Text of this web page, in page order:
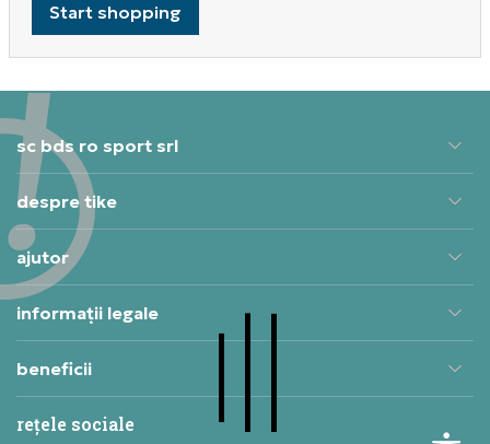
Start shopping
sc bds ro sport srl
despre tike
ajutor
informații legale
beneficii
rețele sociale